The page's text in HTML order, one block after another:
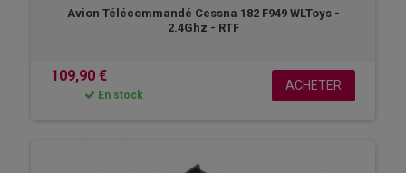
Avion Télécommandé Cessna 182 F949 WLToys -
2.4Ghz - RTF
109,90 €
En stock
ACHETER